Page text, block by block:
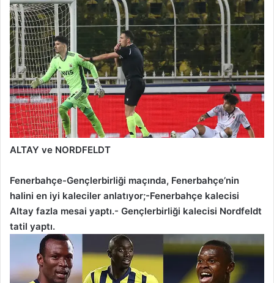
ALTAY ve NORDFELDT
Fenerbahçe-Gençlerbirliği maçında, Fenerbahçe’nin
halini en iyi kaleciler anlatıyor;-Fenerbahçe kalecisi
Altay fazla mesai yaptı.- Gençlerbirliği kalecisi Nordfeldt
tatil yaptı.